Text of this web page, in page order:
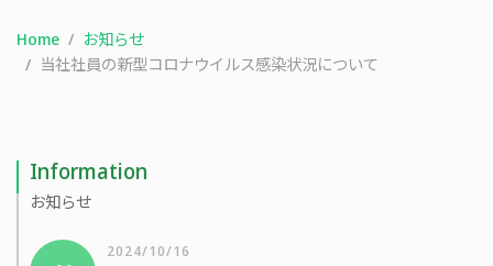
Home
お知らせ
当社社員の新型コロナウイルス感染状況について
Information
お知らせ
2024/10/16